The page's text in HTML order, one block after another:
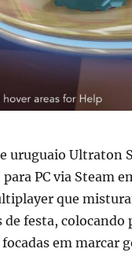
uruguaio Ultraton
PC via Steam
que
de festa, colocando
em marcar